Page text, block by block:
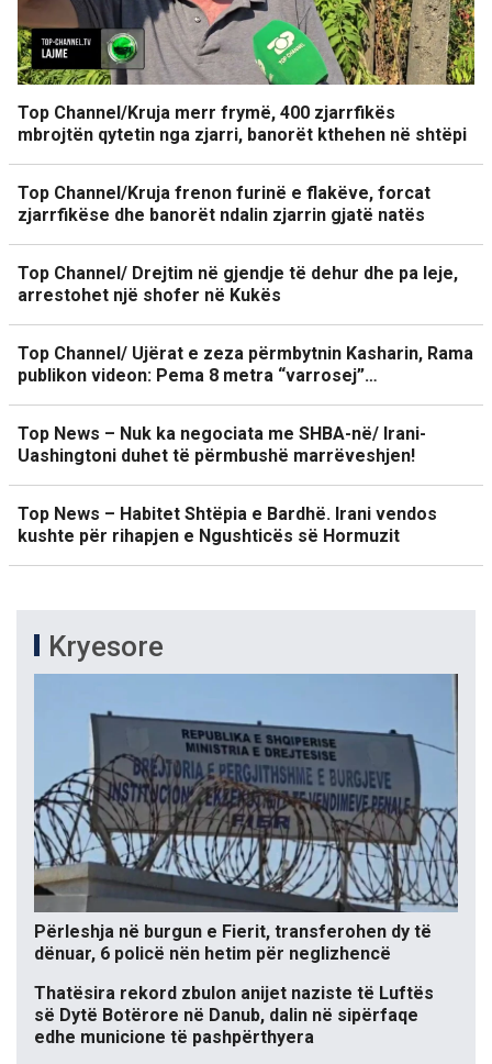
Top Channel/Kruja merr frymë, 400 zjarrfikës
mbrojtën qytetin nga zjarri, banorët kthehen në shtëpi
Top Channel/Kruja frenon furinë e flakëve, forcat
zjarrfikëse dhe banorët ndalin zjarrin gjatë natës
Top Channel/ Drejtim në gjendje të dehur dhe pa leje,
arrestohet një shofer në Kukës
Top Channel/ Ujërat e zeza përmbytnin Kasharin, Rama
publikon videon: Pema 8 metra “varrosej”…
Top News – Nuk ka negociata me SHBA-në/ Irani-
Uashingtoni duhet të përmbushë marrëveshjen!
Top News – Habitet Shtëpia e Bardhë. Irani vendos
kushte për rihapjen e Ngushticës së Hormuzit
Kryesore
Përleshja në burgun e Fierit, transferohen dy të
dënuar, 6 policë nën hetim për neglizhencë
Thatësira rekord zbulon anijet naziste të Luftës
së Dytë Botërore në Danub, dalin në sipërfaqe
edhe municione të pashpërthyera